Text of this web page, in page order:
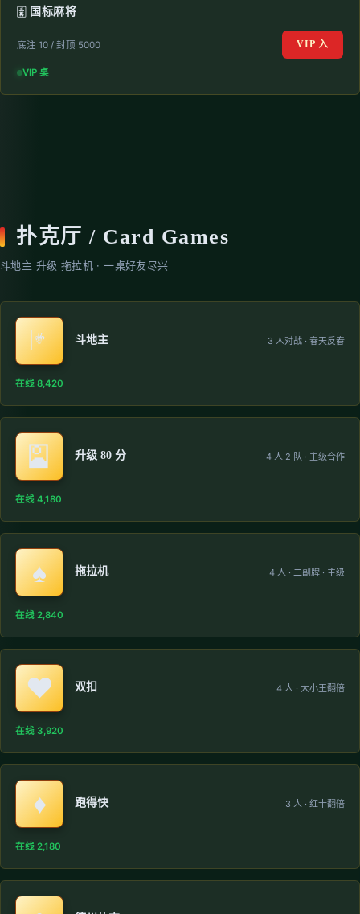
🀉 国标麻将
底注 10 / 封顶 5000
VIP 桌
VIP 入
扑克厅 / Card Games
斗地主 升级 拖拉机 · 一桌好友尽兴
🃏 斗地主 3 人对战 · 春天反春
在线 8,420
🎴 升级 80 分 4 人 2 队 · 主级合作
在线 4,180
♠️ 拖拉机 4 人 · 二副牌 · 主级
在线 2,840
♥️ 双扣 4 人 · 大小王翻倍
在线 3,920
♦️ 跑得快 3 人 · 红十翻倍
在线 2,180